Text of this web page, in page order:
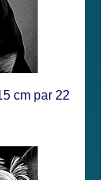
cm par 22